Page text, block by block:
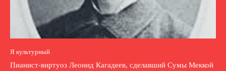
Я культурный
Пианист-виртуоз Леонид Кагадеев, сделавший Сумы Меккой